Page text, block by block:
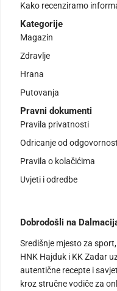
Kako recenziramo
Kategorije
Magazin
Zdravlje
Hrana
Putovanja
Pravni dokumenti
Pravila privatnosti
Odricanje od
Pravila o kolačićima
Uvjeti i odredbe
Dobrodošli na
Središnje mjesto za
HNK Hajduk i KK Zadar
autentične recepte i
kroz stručne vodiče za